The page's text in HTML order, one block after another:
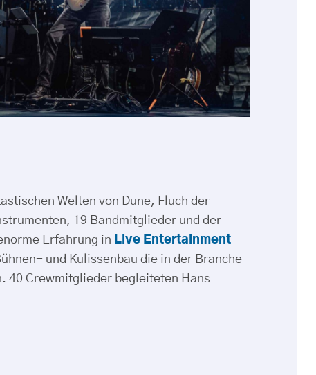
Welten von Dune, Fluch der
19 Bandmitglieder und der
Erfahrung in Live Entertainment
und Kulissenbau die in der Branche
40 Crewmitglieder begleiteten Hans